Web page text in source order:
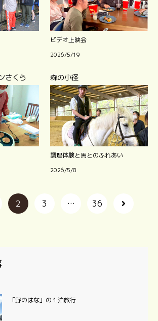
ビデオ上映会
2026/5/19
さくら 森の小径
調理体験と馬とのふれあい
2026/5/8
2 3 … 36
「野のはな」の１泊旅行